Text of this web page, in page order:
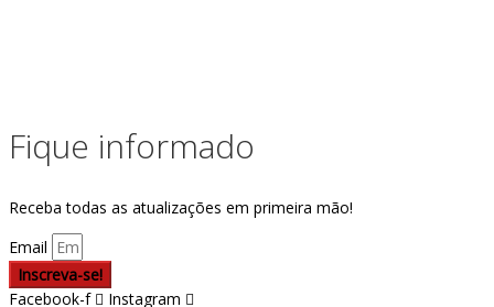
Fique informado
Receba todas as atualizações em primeira mão!
Email
Inscreva-se!
Facebook-f
Instagram